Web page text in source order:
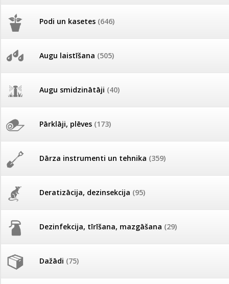
Podi un kasetes (646)
Augu laistīšana (505)
Augu smidzinātāji (40)
Pārklāji, plēves (173)
Dārza instrumenti un tehnika (359)
Deratizācija, dezinsekcija (95)
Dezinfekcija, tīrīšana, mazgāšana (29)
Dažādi (75)
Darba laiks Līgo svētkos
Ūdens piemērotības noteikšana
Pievienojies braucienam uz
Tomātu sēklu katalogs
Tagad Vitrol GB arī 20kg
iepakojumā!
Tomātu diena 21.augustā
Ievešanas atļaujas 2025
Visas datu drošības lapas (DDL)
vienuviet
Saki STOP Spānijas kailgliemežiem un citiem gliemežiem ar
Efektīvs, dabisks un iedarbīgs līdzeklis